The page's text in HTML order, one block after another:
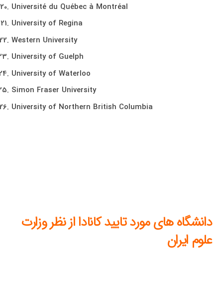
Université du Québec à Montréal
University of Regina
Western University
University of Guelph
University of Waterloo
Simon Fraser University
University of Northern British Columbia
دانشگاه های مورد تایید کانادا از نظر وزارت
علوم ایران